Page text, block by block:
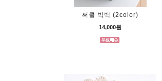
써클 빅백 (2color)
14,000원